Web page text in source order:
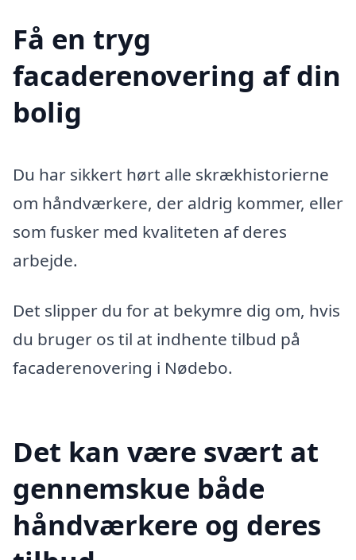
Få en tryg
facaderenovering af din
bolig
Du har sikkert hørt alle skrækhistorierne
om håndværkere, der aldrig kommer, eller
som fusker med kvaliteten af deres
arbejde.
Det slipper du for at bekymre dig om, hvis
du bruger os til at indhente tilbud på
facaderenovering i Nødebo.
Det kan være svært at
gennemskue både
håndværkere og deres